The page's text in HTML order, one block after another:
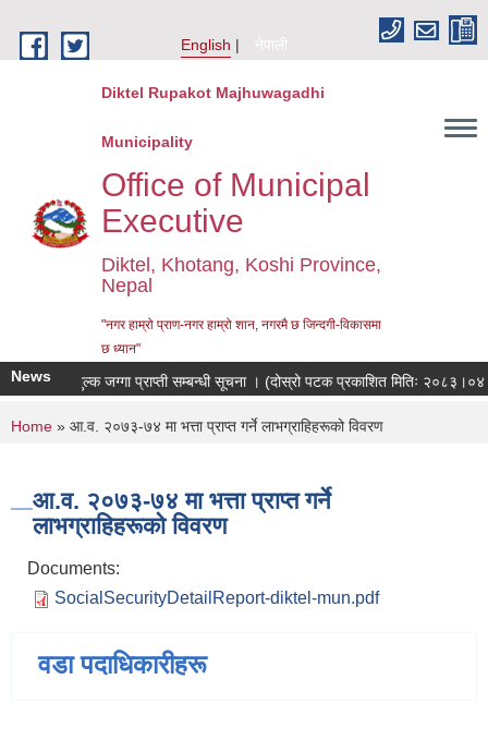
English
नेपाली
Diktel Rupakot Majhuwagadhi
Municipality
Office of Municipal
Executive
Diktel, Khotang, Koshi Province,
Nepal
"नगर हाम्रो प्राण-नगर हाम्रो शान, नगरमै छ जिन्दगी-विकासमा
छ ध्यान"
Newsनिःशुल्क जग्गा प्राप्ती सम्बन्धी सूचना । (दोस्रो पटक प्रकाशित मितिः
You are here
Home » आ.व. २०७३-७४ मा भत्ता प्राप्त गर्ने लाभग्राहिहरूको विवरण
आ.व. २०७३-७४ मा भत्ता प्राप्त गर्ने
लाभग्राहिहरूको विवरण
Documents:
SocialSecurityDetailReport-diktel-mun.pdf
वडा पदाधिकारीहरू